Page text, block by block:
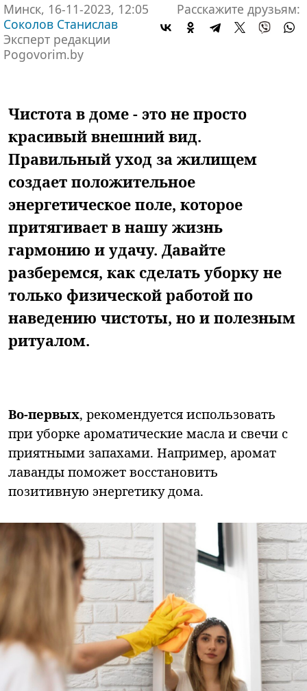
Минск, 16-11-2023, 12:05
Соколов Станислав
Эксперт редакции
Pogovorim.by
Расскажите друзьям:
Чистота в доме - это не просто
красивый внешний вид.
Правильный уход за жилищем
создает положительное
энергетическое поле, которое
притягивает в нашу жизнь
гармонию и удачу. Давайте
разберемся, как сделать уборку не
только физической работой по
наведению чистоты, но и полезным
ритуалом.
Во-первых, рекомендуется использовать
при уборке ароматические масла и свечи с
приятными запахами. Например, аромат
лаванды поможет восстановить
позитивную энергетику дома.